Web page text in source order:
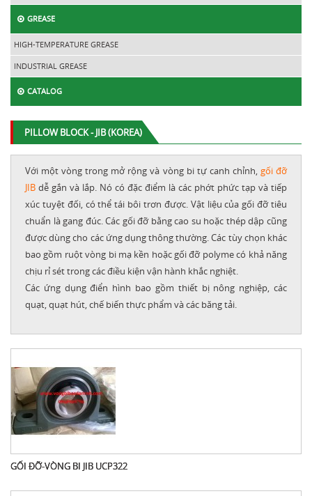
GREASE
HIGH-TEMPERATURE GREASE
INDUSTRIAL GREASE
CATALOG
PILLOW BLOCK - JIB (KOREA)
Với một vòng trong mở rộng và vòng bi tự canh chỉnh, gối đỡ
JIB dễ gắn và lắp. Nó có đặc điểm là các phớt phức tạp và tiếp
xúc tuyệt đối, có thể tái bôi trơn được. Vật liệu của gối đỡ tiêu
chuẩn là gang đúc. Các gối đỡ bằng cao su hoặc thép dập cũng
được dùng cho các ứng dụng thông thường. Các tùy chọn khác
bao gồm ruột vòng bi mạ kền hoặc gối đỡ polyme có khả năng
chịu rỉ sét trong các điều kiện vận hành khắc nghiệt.
Các ứng dụng điển hình bao gồm thiết bị nông nghiệp, các
quạt, quạt hút, chế biến thực phẩm và các băng tải.
GỐI ĐỠ-VÒNG BI JIB UCP322